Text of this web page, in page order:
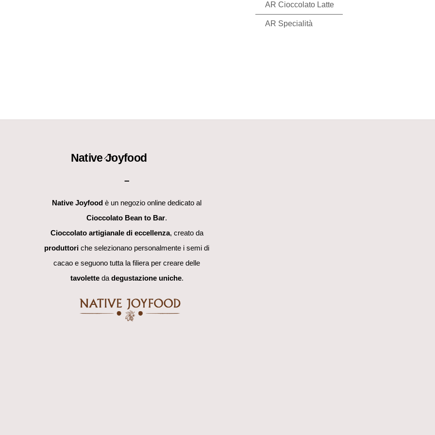
AR Cioccolato Latte
AR Specialità
Back
Native Joyfood
–
Native Joyfood è un negozio online dedicato al
Cioccolato Bean to Bar.
Cioccolato artigianale di eccellenza, creato da
produttori che selezionano personalmente i semi di
cacao e seguono tutta la filiera per creare delle
tavoletteda degustazione uniche.